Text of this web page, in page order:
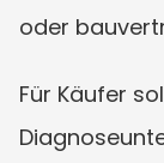
oder
Für Käufer